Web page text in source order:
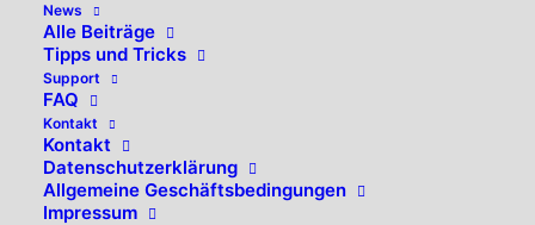
News
Alle Beiträge
Tipps und Tricks
Support
FAQ
Kontakt
Kontakt
Datenschutzerklärung
Allgemeine Geschäftsbedingungen
Impressum
Einzelnes Ergebnis wird angezeigt